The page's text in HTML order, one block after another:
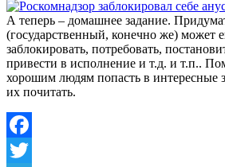
А теперь – домашнее задание.
(государственный, конечно же) может
заблокировать, потребовать,
привести в исполнение и т.д. и т.п..
хорошим людям попасть в интересные
их почитать.
Facebook